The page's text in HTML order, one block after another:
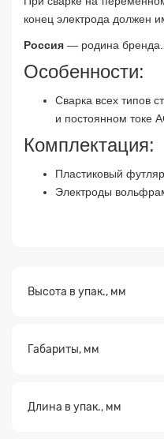
конец электрода должен
Россия — родина бренда.
Особенности:
Сварка всех типов
и постоянном токе
Комплектация:
Пластиковый
Электроды
Высота в упак., мм
Габариты, мм
Длина в упак., мм
Прикрепите
файл